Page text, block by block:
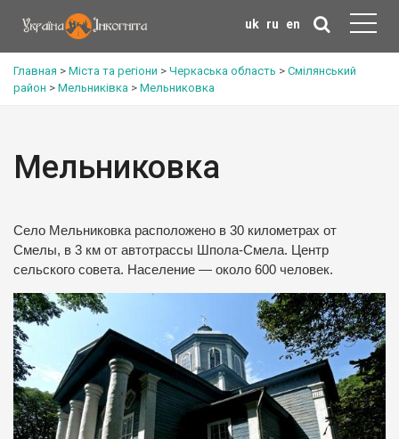
uk ru en
Главная > Міста та регіони > Черкаська область > Смілянський
район > Мельниківка > Мельниковка
Мельниковка
Село Мельниковка расположено в 30 километрах от
Смелы, в 3 км от автотрассы Шпола-Смела. Центр
сельского совета. Население — около 600 человек.